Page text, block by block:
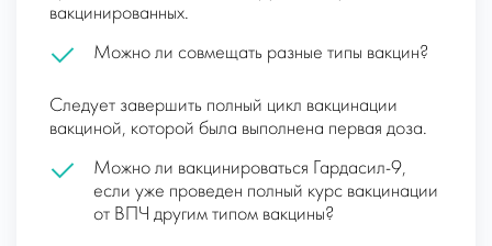
вакцинированных.
Можно ли совмещать разные типы вакцин?
Следует завершить полный цикл вакцинации
вакциной, которой была выполнена первая доза.
Можно ли вакцинироваться Гардасил-9,
если уже проведен полный курс вакцинации
от ВПЧ другим типом вакцины?